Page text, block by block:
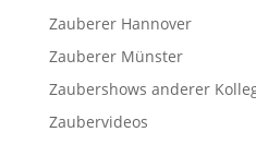
Zauberer Hannover
Zauberer Münster
Zaubershows anderer
Zaubervideos